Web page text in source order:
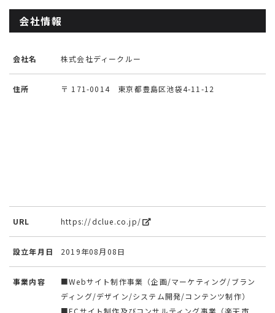
会社情報
会社名 株式会社ディークルー
住所 〒 171-0014 東京都豊島区池袋4-11-12
URL https://dclue.co.jp/
設立年月日 2019年08月08日
事業内容
■Webサイト制作事業（企画/マーケティング/ブラン
ディング/デザイン/システム開発/コンテンツ制作）